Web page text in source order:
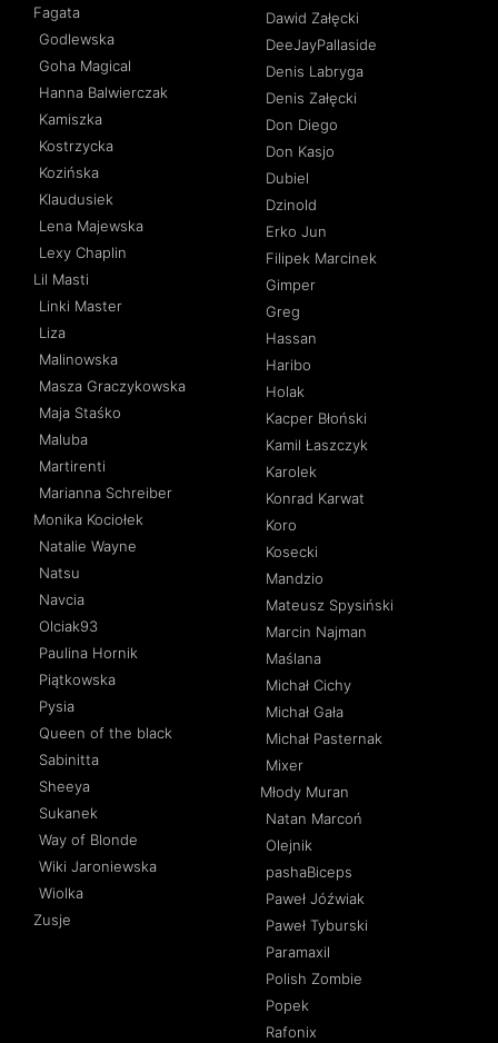
Fagata
Godlewska
Goha Magical
Hanna Balwierczak
Kamiszka
Kostrzycka
Kozińska
Klaudusiek
Lena Majewska
Lexy Chaplin
Lil Masti
Linki Master
Liza
Malinowska
Masza Graczykowska
Maja Staśko
Maluba
Martirenti
Marianna Schreiber
Monika Kociołek
Natalie Wayne
Natsu
Navcia
Olciak93
Paulina Hornik
Piątkowska
Pysia
Queen of the black
Sabinitta
Sheeya
Sukanek
Way of Blonde
Wiki Jaroniewska
Wiolka
Zusje
Dawid Załęcki
DeeJayPallaside
Denis Labryga
Denis Załęcki
Don Diego
Don Kasjo
Dubiel
Dzinold
Erko Jun
Filipek Marcinek
Gimper
Greg
Hassan
Haribo
Holak
Kacper Błoński
Kamil Łaszczyk
Karolek
Konrad Karwat
Koro
Kosecki
Mandzio
Mateusz Spysiński
Marcin Najman
Maślana
Michał Cichy
Michał Gała
Michał Pasternak
Mixer
Młody Muran
Natan Marcoń
Olejnik
pashaBiceps
Paweł Jóźwiak
Paweł Tyburski
Paramaxil
Polish Zombie
Popek
Rafonix